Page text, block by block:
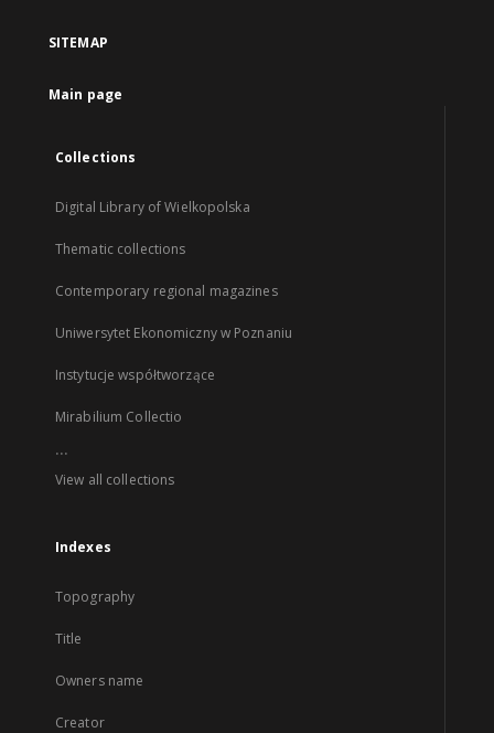
SITEMAP
Main page
Collections
Digital Library of Wielkopolska
Thematic collections
Contemporary regional magazines
Uniwersytet Ekonomiczny w Poznaniu
Instytucje współtworzące
Mirabilium Collectio
...
View all collections
Indexes
Topography
Title
Owners name
Creator